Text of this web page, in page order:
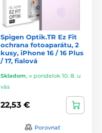
Spigen Optik.TR Ez Fit
ochrana fotoaparátu, 2
kusy, iPhone 16 / 16 Plus
/ 17, fialová
Skladom, v pondelok 10. 8. u
vás
22,53 €
Porovnať